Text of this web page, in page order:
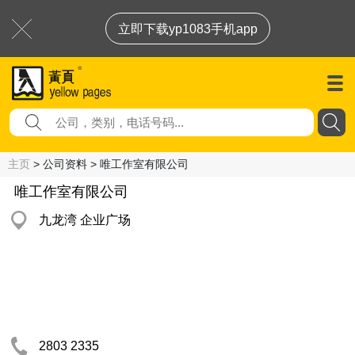
立即下载yp1083手机app
主页 > 公司资料 > 唯工作室有限公司
唯工作室有限公司
九龙湾 企业广场
2803 2335